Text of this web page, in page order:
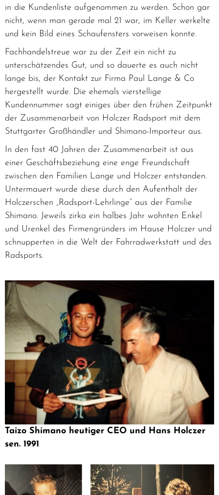
in die Kundenliste aufgenommen zu werden. Schon gar
nicht, wenn man gerade mal 21 war, im Keller werkelte
und kein Bild eines Schaufensters vorweisen konnte.
Fachhandelstreue war zu der Zeit ein nicht zu
unterschätzendes Gut, und so dauerte es auch nicht
lange bis, der Kontakt zur Firma Paul Lange & Co
hergestellt wurde. Die ehemals vierstellige
Kundennummer sagt einiges über den frühen Zeitpunkt
der Zusammenarbeit von Holczer Radsport mit dem
Stuttgarter Großhändler und Shimano-Importeur aus.
In den fast 40 Jahren der Zusammenarbeit ist aus
einer Geschäftsbeziehung eine enge Freundschaft
zwischen den Familien Lange und Holczer entstanden.
Untermauert wurde diese durch den Aufenthalt der
Holczerschen „Radsport-Lehrlinge“ aus der Familie
Shimano. Jeweils zirka ein halbes Jahr wohnten Enkel
und Urenkel des Firmengründers im Hause Holczer und
schnupperten in die Welt der Fahrradwerkstatt und des
Radsports.
Taizo Shimano heutiger CEO und Hans Holczer
sen. 1991